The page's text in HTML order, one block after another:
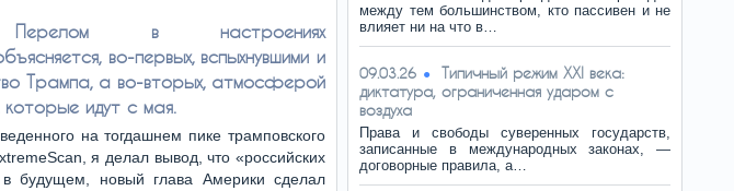
Перелом в настроениях
во-первых, вспыхнувшими и
Трампа, а во-вторых, атмосферой
которые идут с мая.
на тогдашнем пике трамповского
я делал вывод, что «российских
будущем, новый глава Америки сделал
между тем большинством, кто пассивен и не
влияет ни на что в…
09.03.26
Типичный режим XXI века:
диктатура, ограниченная ударом с
воздуха
Права и свободы суверенных государств,
записанные в международных законах, —
договорные правила, а…